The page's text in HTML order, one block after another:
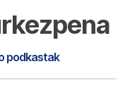
podkastak
Bizkaia